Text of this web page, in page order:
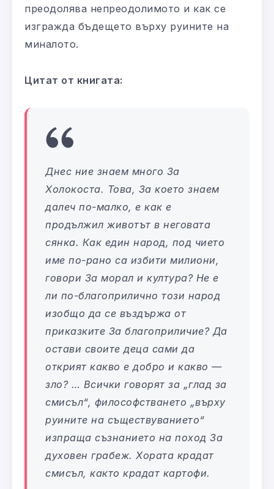
преодолява непреодолимото и как се
изгражда бъдещето върху руините на
миналото.
Цитат от книгата:
Днес ние знаем много 3а
Холокоста. Това, 3а което знаем
далеч по-малко, е как е
продължил животът в неговата
сянка. Как един народ, под чието
име по-рано са избити милиони,
говори 3а морал и култура? Не е
ли по-благоприлично този народ
изобщо да се въздържа от
приказките 3а благоприличие? Да
остави своите деца сами да
открият какво е добро и какво —
зло? … Всички говорят за „глад за
смисъл“, философстването „върху
руините на съществуванието“
изпраща съзнанието на поход 3а
духовен грабеж. Хората крадат
смисъл, както крадат картофи.